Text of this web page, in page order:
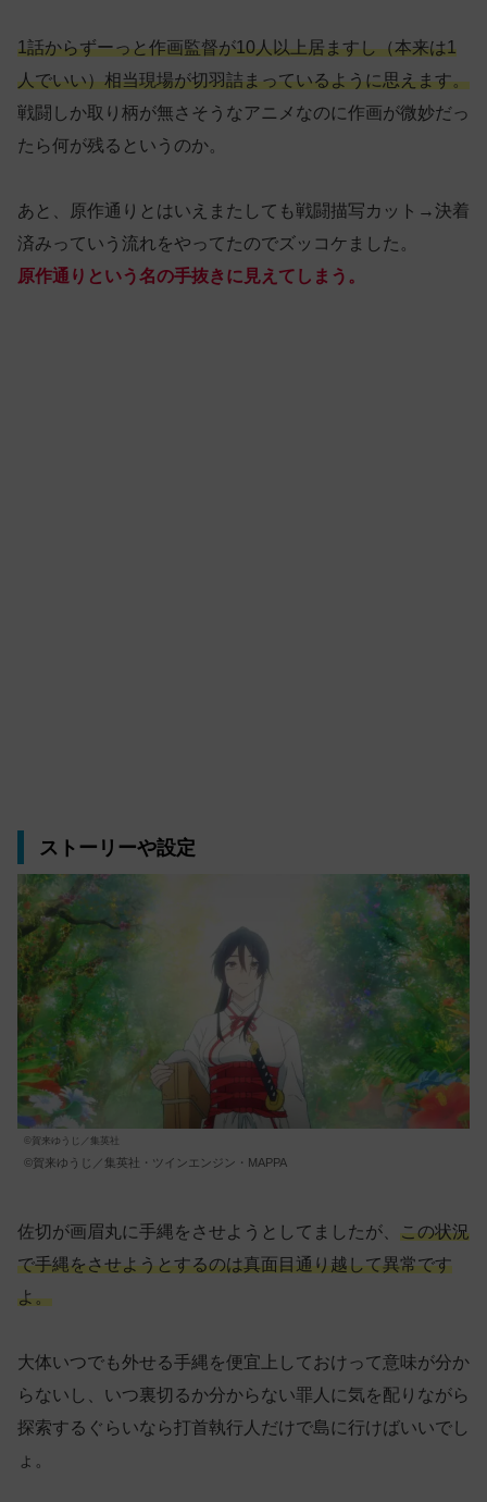
1話からずーっと作画監督が10人以上居ますし（本来は1
人でいい）相当現場が切羽詰まっているように思えます。
戦闘しか取り柄が無さそうなアニメなのに作画が微妙だっ
たら何が残るというのか。
あと、原作通りとはいえまたしても戦闘描写カット→決着
済みっていう流れをやってたのでズッコケました。
原作通りという名の手抜きに見えてしまう。
ストーリーや設定
©賀来ゆうじ／集英社
©賀来ゆうじ／集英社・ツインエンジン・MAPPA
佐切が画眉丸に手縄をさせようとしてましたが、 この状況
で手縄をさせようとするのは真面目通り越して異常です
よ。
大体いつでも外せる手縄を便宜上しておけって意味が分か
らないし、いつ裏切るか分からない罪人に気を配りながら
探索するぐらいなら打首執行人だけで島に行けばいいでし
ょ。